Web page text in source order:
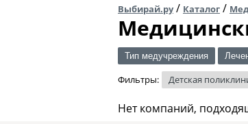
Выбирай.ру/ Каталог /
Тип медучреждения
Фильтры: Детская
Нет компаний,